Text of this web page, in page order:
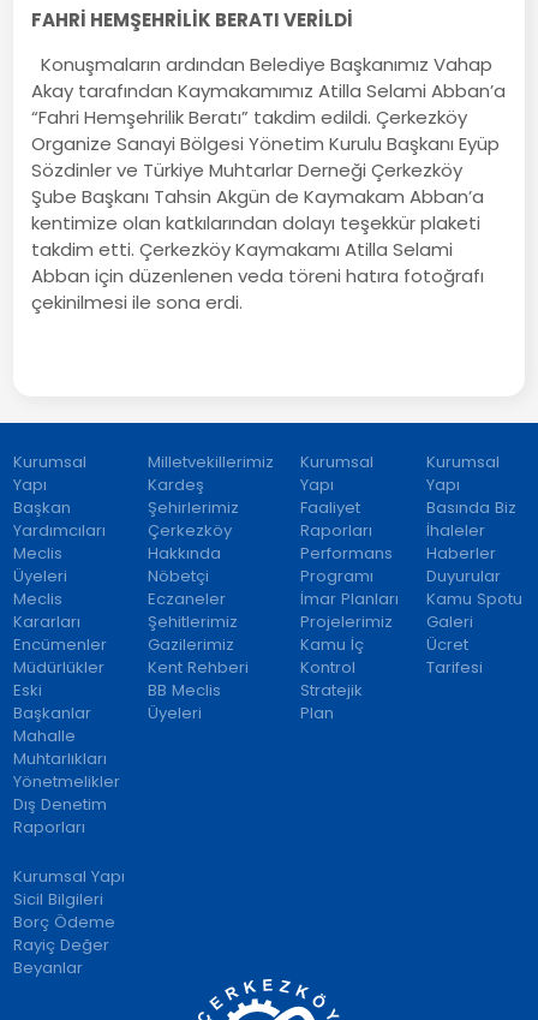
FAHRİ HEMŞEHRİLİK BERATI VERİLDİ
Konuşmaların ardından Belediye Başkanımız Vahap
Akay tarafından Kaymakamımız Atilla Selami Abban’a
“Fahri Hemşehrilik Beratı” takdim edildi. Çerkezköy
Organize Sanayi Bölgesi Yönetim Kurulu Başkanı Eyüp
Sözdinler ve Türkiye Muhtarlar Derneği Çerkezköy
Şube Başkanı Tahsin Akgün de Kaymakam Abban’a
kentimize olan katkılarından dolayı teşekkür plaketi
takdim etti. Çerkezköy Kaymakamı Atilla Selami
Abban için düzenlenen veda töreni hatıra fotoğrafı
çekinilmesi ile sona erdi.
Kurumsal
Yapı
Başkan
Yardımcıları
Meclis
Üyeleri
Meclis
Kararları
Encümenler
Müdürlükler
Eski
Başkanlar
Mahalle
Muhtarlıkları
Yönetmelikler
Dış Denetim
Raporları
Milletvekillerimiz
Kardeş
Şehirlerimiz
Çerkezköy
Hakkında
Nöbetçi
Eczaneler
Şehitlerimiz
Gazilerimiz
Kent Rehberi
BB Meclis
Üyeleri
Kurumsal
Yapı
Faaliyet
Raporları
Performans
Programı
İmar Planları
Projelerimiz
Kamu İç
Kontrol
Stratejik
Plan
Kurumsal
Yapı
Basında Biz
İhaleler
Haberler
Duyurular
Kamu Spotu
Galeri
Ücret
Tarifesi
Kurumsal Yapı
Sicil Bilgileri
Borç Ödeme
Rayiç Değer
Beyanlar